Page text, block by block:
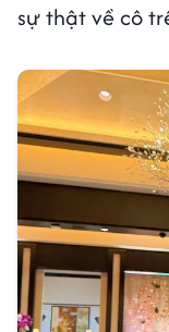
sự thật về cô